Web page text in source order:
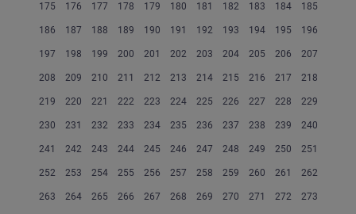
175 176 177 178 179 180 181 182 183 184 185
186 187 188 189 190 191 192 193 194 195 196
197 198 199 200 201 202 203 204 205 206 207
208 209 210 211 212 213 214 215 216 217 218
219 220 221 222 223 224 225 226 227 228 229
230 231 232 233 234 235 236 237 238 239 240
241 242 243 244 245 246 247 248 249 250 251
252 253 254 255 256 257 258 259 260 261 262
263 264 265 266 267 268 269 270 271 272 273